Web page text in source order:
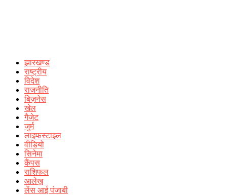
झारखण्ड
राष्ट्रीय
विदेश
राजनीति
बिज़नेस
खेल
गैजेट
जुर्म
लाइफस्टाइल
वीडियो
सिनेमा
कैंपस
राशिफल
आलेख़
लेंस आई पंजाबी